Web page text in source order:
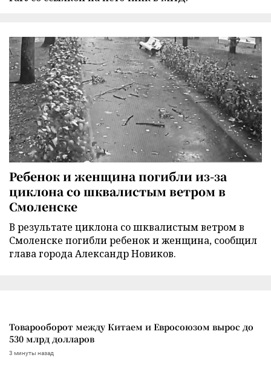
Ребенок и женщина погибли из-за
циклона со шквалистым ветром в
Смоленске
В результате циклона со шквалистым ветром в
Смоленске погибли ребенок и женщина, сообщил
глава города Александр Новиков.
Товарооборот между Китаем и Евросоюзом вырос до
530 млрд долларов
3 минуты назад